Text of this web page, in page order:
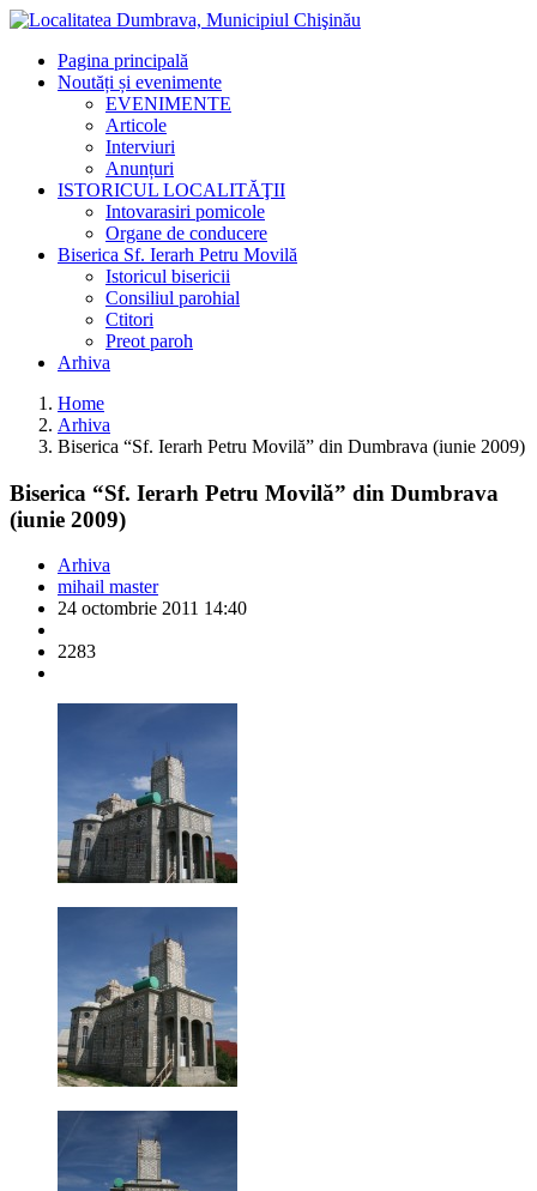
Pagina principală
Noutăți și evenimente
EVENIMENTE
Articole
Interviuri
Anunțuri
ISTORICUL LOCALITĂŢII
Intovarasiri pomicole
Organe de conducere
Biserica Sf. Ierarh Petru Movilă
Istoricul bisericii
Consiliul parohial
Ctitori
Preot paroh
Arhiva
Home
Arhiva
Biserica “Sf. Ierarh Petru Movilă” din Dumbrava (iunie 2009)
Biserica “Sf. Ierarh Petru Movilă” din Dumbrava
(iunie 2009)
Arhiva
mihail master
24 octombrie 2011 14:40
2283